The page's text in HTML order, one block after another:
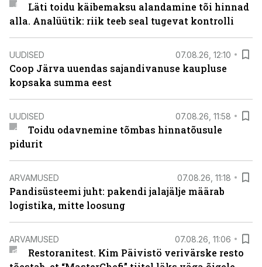
Läti toidu käibemaksu alandamine tõi hinnad
alla. Analüütik: riik teeb seal tugevat kontrolli
UUDISED 07.08.26, 12:10
Coop Järva uuendas sajandivanuse kaupluse
kopsaka summa eest
UUDISED 07.08.26, 11:58
Toidu odavnemine tõmbas hinnatõusule
pidurit
ARVAMUSED 07.08.26, 11:18
Pandisüsteemi juht: pakendi jalajälje määrab
logistika, mitte loosung
ARVAMUSED 07.08.26, 11:06
Restoranitest. Kim Päivistö verivärske resto